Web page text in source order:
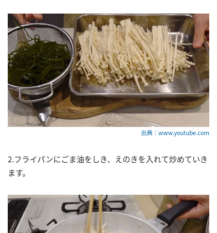
出典：www.youtube.com
2.フライパンにごま油をしき、えのきを入れて炒めていき
ます。